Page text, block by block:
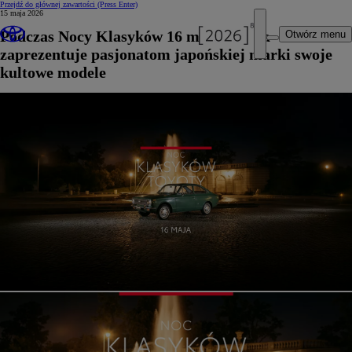
Przejdź do głównej zawartości (Press Enter)
Otwórz menu
15 maja 2026
Podczas Nocy Klasyków 16 maja Toyota
zaprezentuje pasjonatom japońskiej marki swoje
kultowe modele